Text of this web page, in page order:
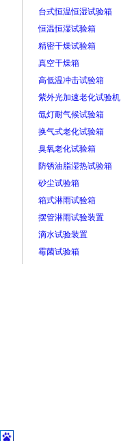
台式恒温恒湿试验箱
恒温恒湿试验箱
精密干燥试验箱
真空干燥箱
高低温冲击试验箱
紫外光加速老化试验机
氙灯耐气候试验箱
换气式老化试验箱
臭氧老化试验箱
防锈油脂湿热试验箱
砂尘试验箱
箱式淋雨试验箱
摆管淋雨试验装置
滴水试验装置
霉菌试验箱